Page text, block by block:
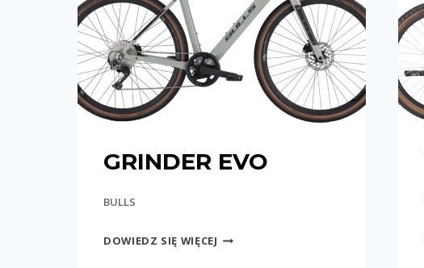
GRINDER EVO
BULLS
DOWIEDZ SIĘ WIĘCEJ GRINDER